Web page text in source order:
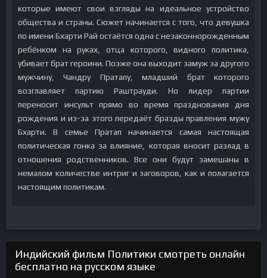
которые имеют свои взгляды на идеальное устройство
общества и страны. Сюжет начинается с того, что девушка
по имени Бхарти Рай остаётся одна с незаконнорожденным
ребёнком на руках, отца которого, видного политика,
убивает брат героини. Позже она выходит замуж за другого
мужчину, Чандру Пратапу, младший брат которого
возглавляет партию Раштрауди. Но лидер партии
переносит инсульт прямо во время празднования дня
рождения и из-за этого передаёт бразды правления мужу
Бхарти. В семье Пратап начинается самая настоящая
политическая гонка за влияние, которая вносит разлад в
отношения родственников. Все они будут замешаны в
немалом количестве интриг и заговоров, как и полагается
настоящим политикам.
Индийский фильм Политики смотреть онлайн
бесплатно на русском языке